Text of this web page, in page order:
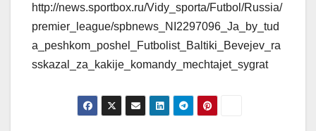
http://news.sportbox.ru/Vidy_sporta/Futbol/Russia/
premier_league/spbnews_NI2297096_Ja_by_tud
a_peshkom_poshel_Futbolist_Baltiki_Bevejev_ra
sskazal_za_kakije_komandy_mechtajet_sygrat